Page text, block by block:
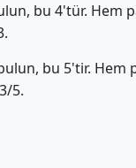
bu 4'tür. Hem
bu 5'tir. Hem
5.